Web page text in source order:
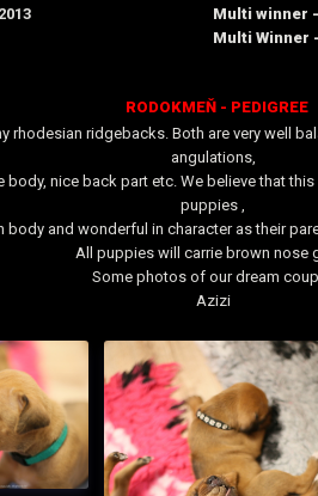
Multi winner -
Multi Winner
RODOKMEŇ - PEDIGREE
rhodesian ridgebacks. Both are very well
angulations,
body, nice back part etc. We believe that
puppies ,
body and wonderful in character as their
All puppies will carrie brown nose
Some photos of our dream
Azizi